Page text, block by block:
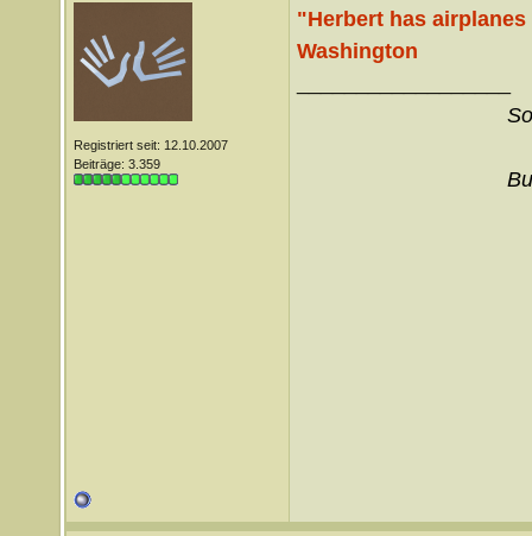
Registriert seit: 12.10.2007
Beiträge: 3.359
"Herbert has
Washington